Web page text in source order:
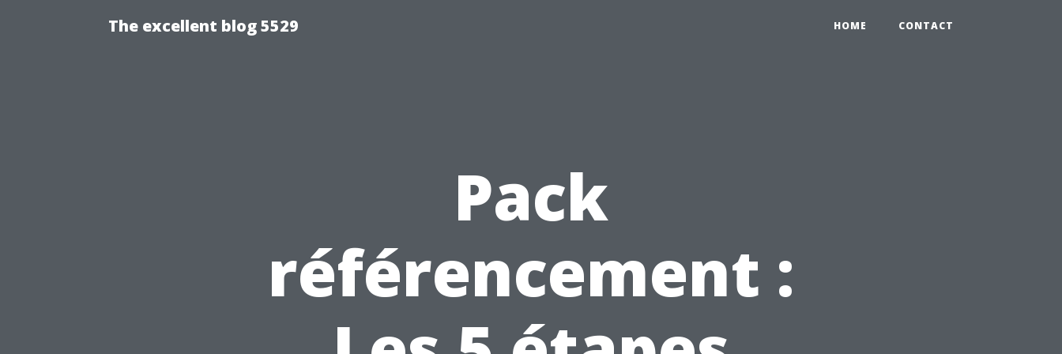
The excellent blog 5529 HOME CONTACT
Pack
référencement :